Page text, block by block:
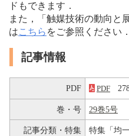
ドもできます．
また，「触媒技術の動向と
はこちら をご参照ください．
記事情報
PDF PDF
巻・号 29巻5号
記事分類・特集 特集「均